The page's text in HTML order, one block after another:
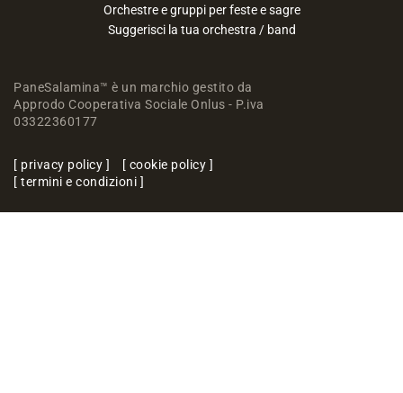
Orchestre e gruppi per feste e sagre
Suggerisci la tua orchestra / band
PaneSalamina™ è un marchio gestito da
Approdo Cooperativa Sociale Onlus - P.iva
03322360177
privacy policy
cookie policy
termini e condizioni